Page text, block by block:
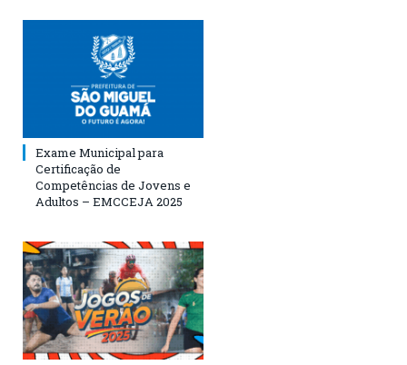
Exame Municipal para
Certificação de
Competências de Jovens e
Adultos – EMCCEJA 2025